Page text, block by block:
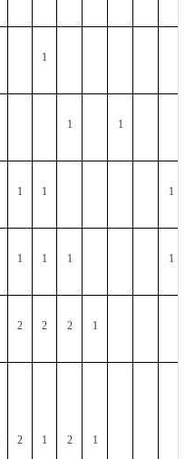
1
1 1
1 1 1
1 1 1 1
2 2 2 1
2 1 2 1